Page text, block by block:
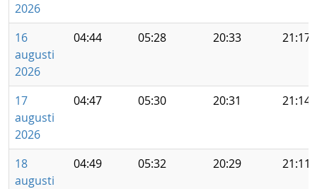
2026
16
augusti
2026
04:44 05:28 20:33 21:17
17
augusti
2026
04:47 05:30 20:31 21:14
18
augusti
04:49 05:32 20:29 21:11